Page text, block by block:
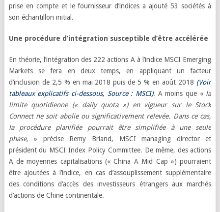
prise en compte et le fournisseur d’indices a ajouté 53 sociétés à
son échantillon initial.
Une procédure d’intégration susceptible d’être accélérée
En théorie, l’intégration des 222 actions A à l’indice MSCI Emerging
Markets se fera en deux temps, en appliquant un facteur
d’inclusion de 2,5 % en mai 2018 puis de 5 % en août 2018 (Voir
tableaux explicatifs ci-dessous, Source : MSCI). A moins que «la
limite quotidienne (« daily quota ») en vigueur sur le Stock
Connect ne soit abolie ou significativement relevée. Dans ce cas,
la procédure planifiée pourrait être simplifiée à une seule
phase, » précise Remy Briand, MSCI managing director et
président du MSCI Index Policy Committee. De même, des actions
A de moyennes capitalisations (« China A Mid Cap ») pourraient
être ajoutées à l’indice, en cas d’assouplissement supplémentaire
des conditions d’accès des investisseurs étrangers aux marchés
d’actions de Chine continentale.